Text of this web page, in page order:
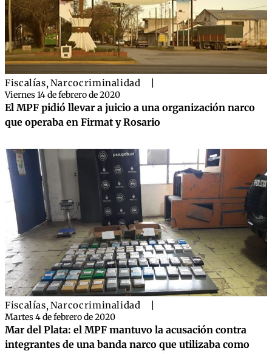
Fiscalías,Narcocriminalidad
Viernes 14 de febrero de 2020
El MPF pidió llevar a juicio a una organización narco
que operaba en Firmat y Rosario
Fiscalías,Narcocriminalidad
Martes 4 de febrero de 2020
Mar del Plata: el MPF mantuvo la acusación contra
integrantes de una banda narco que utilizaba como